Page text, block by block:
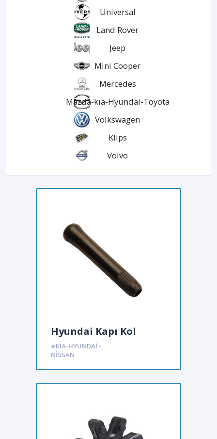
Universal
Land Rover
Jeep
Mini Cooper
Mercedes
Mazda-kıa-Hyundai-Toyota
Volkswagen
Klips
Volvo
Hyundai Kapı Kol
pimleri 12179
#KIA-HYUNDAI -
NISSAN